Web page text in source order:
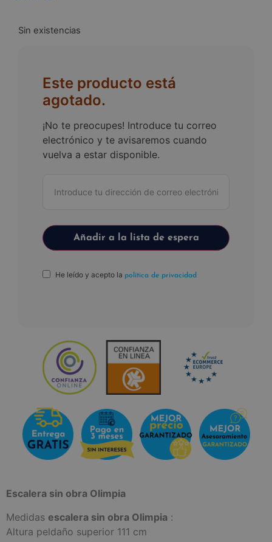
Sin existencias
Este producto está
agotado.
¡No te preocupes! Introduce tu correo
electrónico y te avisaremos cuando
vuelva a estar disponible.
He leído y acepto la política de privacidad
Escalera sin obra Olimpia
Medidas escalera sin obra Olimpia :
Altura peldaño superior 111 cm